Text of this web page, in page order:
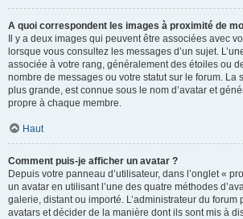
A quoi correspondent les images à proximité de
Il y a deux images qui peuvent être associées avec
lorsque vous consultez les messages d’un sujet.
associée à votre rang, généralement des étoiles ou
nombre de messages ou votre statut sur le forum. La
plus grande, est connue sous le nom d’avatar et
propre à chaque membre.
Haut
Comment puis-je afficher un avatar ?
Depuis votre panneau d’utilisateur, dans l’onglet «
un avatar en utilisant l’une des quatre méthodes
galerie, distant ou importé. L’administrateur du forum
avatars et décider de la manière dont ils sont mis à